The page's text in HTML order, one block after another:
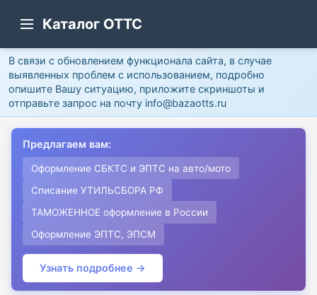
Каталог ОТТС
В связи с обновлением функционала сайта, в случае
выявленных проблем с использованием, подробно
опишите Вашу ситуацию, приложите скриншоты и
отправьте запрос на почту info@bazaotts.ru
Предлагаем вам:
Оформление СБКТС и ЭПТС на авто/мото
Списание УТИЛЬСБОРА РФ
ТАМОЖЕННОЕ оформление в России
Оформление ЭПТС, ЭПСМ
Узнать подробнее →